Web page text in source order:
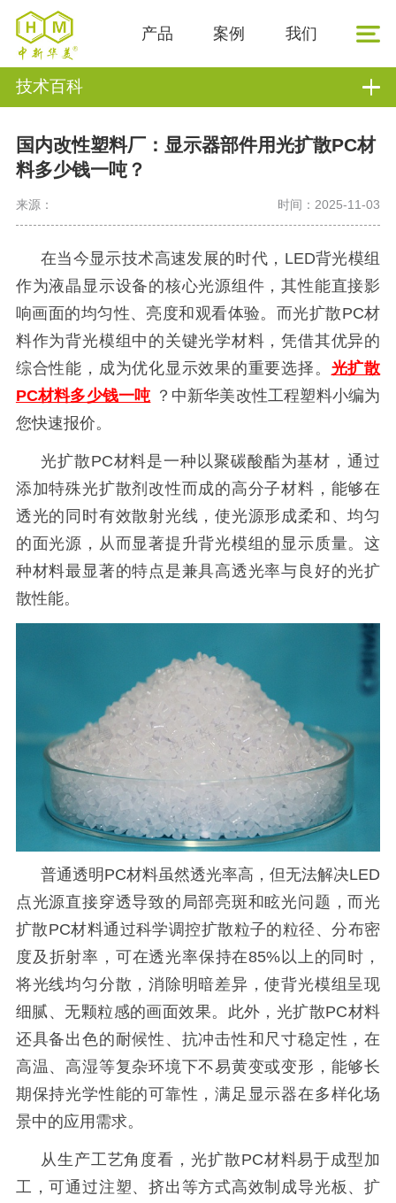
产品 案例 我们
技术百科
国内改性塑料厂：显示器部件用光扩散PC材
料多少钱一吨？
来源： 时间：2025-11-03
在当今显示技术高速发展的时代， LED背光模组
作为液晶显示设备的核心光源组件，其性能直接影
响画面的均匀性、亮度和观看体验。而光扩散PC材
料作为背光模组中的关键光学材料，凭借其优异的
综合性能，成为优化显示效果的重要选择。 光扩散
PC材料多少钱一吨 ？中新华美改性工程塑料小编为
您快速报价。
光扩散PC材料是一种以聚碳酸酯为基材，通过
添加特殊光扩散剂改性而成的高分子材料，能够在
透光的同时有效散射光线，使光源形成柔和、均匀
的面光源，从而显著提升背光模组的显示质量。这
种材料最显著的特点是兼具高透光率与良好的光扩
散性能。
普通透明 PC材料虽然透光率高，但无法解决LED
点光源直接穿透导致的局部亮斑和眩光问题，而光
扩散PC材料通过科学调控扩散粒子的粒径、分布密
度及折射率，可在透光率保持在85%以上的同时，
将光线均匀分散，消除明暗差异，使背光模组呈现
细腻、无颗粒感的画面效果。此外， 光扩散PC材料
还具备出色的耐候性、抗冲击性和尺寸稳定性，在
高温、高湿等复杂环境下不易黄变或变形，能够长
期保持光学性能的可靠性，满足显示器在多样化场
景中的应用需求。
从生产工艺角度看，光扩散PC材料易于成型加
工，可通过注塑、挤出等方式高效制成导光板、扩